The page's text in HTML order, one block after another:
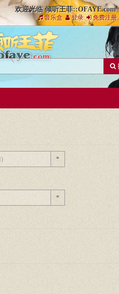
欢迎光临 倾听王菲::OFAYE.com
音乐盒 登录 免费注册
*
*